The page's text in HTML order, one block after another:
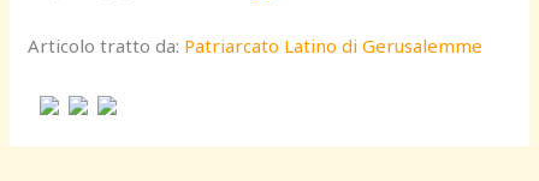
Articolo tratto da: Patriarcato Latino di Gerusalemme